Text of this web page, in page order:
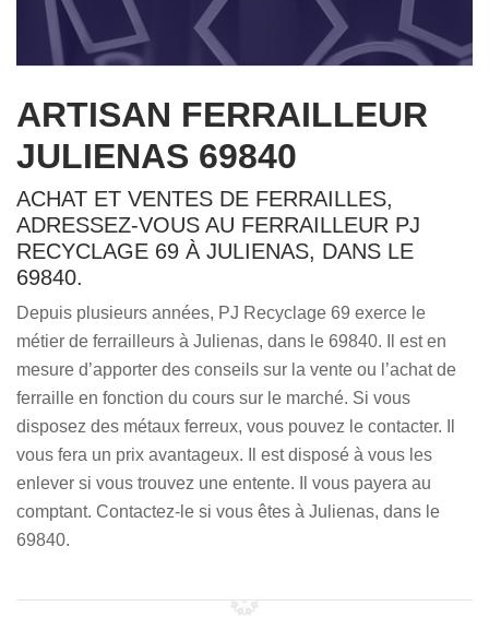
ARTISAN FERRAILLEUR
JULIENAS 69840
ACHAT ET VENTES DE FERRAILLES,
ADRESSEZ-VOUS AU FERRAILLEUR PJ
RECYCLAGE 69 À JULIENAS, DANS LE
69840.
Depuis plusieurs années, PJ Recyclage 69 exerce le
métier de ferrailleurs à Julienas, dans le 69840. Il est en
mesure d’apporter des conseils sur la vente ou l’achat de
ferraille en fonction du cours sur le marché. Si vous
disposez des métaux ferreux, vous pouvez le contacter. Il
vous fera un prix avantageux. Il est disposé à vous les
enlever si vous trouvez une entente. Il vous payera au
comptant. Contactez-le si vous êtes à Julienas, dans le
69840.